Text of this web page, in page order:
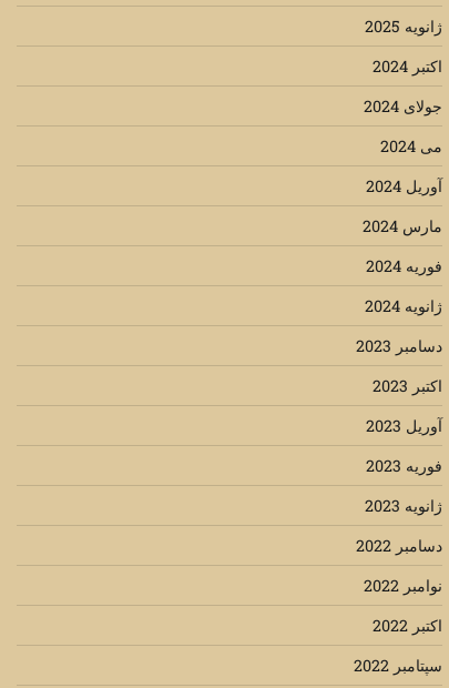
ژانویه 2025
اکتبر 2024
جولای 2024
می 2024
آوریل 2024
مارس 2024
فوریه 2024
ژانویه 2024
دسامبر 2023
اکتبر 2023
آوریل 2023
فوریه 2023
ژانویه 2023
دسامبر 2022
نوامبر 2022
اکتبر 2022
سپتامبر 2022